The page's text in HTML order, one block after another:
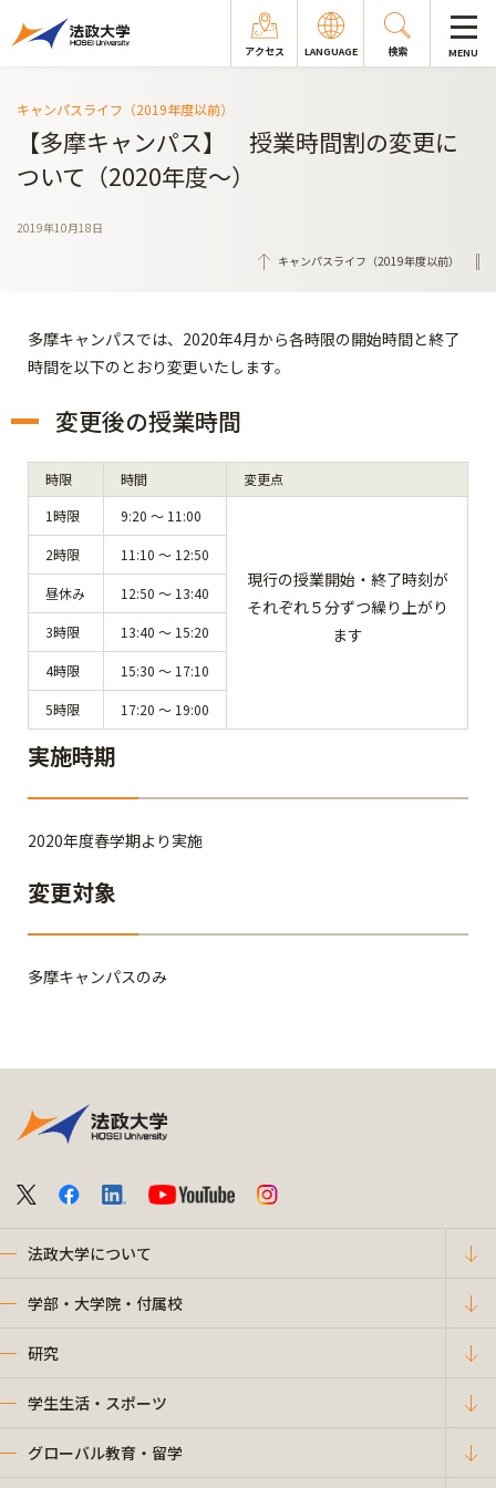
アクセス LANGUAGE 検索 MENU
キャンパスライフ（2019年度以前）
【多摩キャンパス】 授業時間割の変更に
ついて（2020年度～）
2019年10月18日
キャンパスライフ（2019年度以前）
多摩キャンパスでは、2020年4月から各時限の開始時間と終了
時間を以下のとおり変更いたします。
変更後の授業時間
時限 時間
変更点
1時限
9:20 ～ 11:00
現行の授業開始・終了時刻が
それぞれ５分ずつ繰り上がり
ます
2時限 11:10 ～ 12:50
昼休み 12:50 ～ 13:40
3時限 13:40 ～ 15:20
4時限 15:30 ～ 17:10
5時限 17:20 ～ 19:00
実施時期
2020年度春学期より実施
変更対象
多摩キャンパスのみ
法政大学について
学部・大学院・付属校
研究
学生生活・スポーツ
グローバル教育・留学